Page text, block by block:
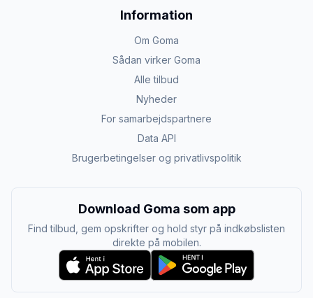
Information
Om Goma
Sådan virker Goma
Alle tilbud
Nyheder
For samarbejdspartnere
Data API
Brugerbetingelser og privatlivspolitik
Download Goma som app
Find tilbud, gem opskrifter og hold styr på indkøbslisten
direkte på mobilen.